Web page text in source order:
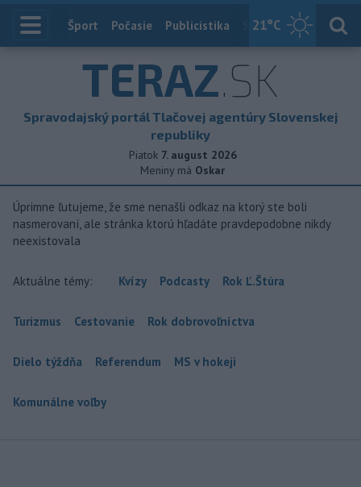
21°C
Index
Šport Počasie Publicistika Slovensko
TERAZ.SK
Spravodajský portál Tlačovej agentúry Slovenskej
republiky
Piatok 7. august 2026
Meniny má Oskar
Úprimne ľutujeme, že sme nenašli odkaz na ktorý ste boli
nasmerovaní, ale stránka ktorú hľadáte pravdepodobne nikdy
neexistovala
Aktuálne témy: Kvízy Podcasty Rok Ľ.Štúra
Turizmus Cestovanie Rok dobrovoľníctva
Dielo týždňa Referendum MS v hokeji
Komunálne voľby